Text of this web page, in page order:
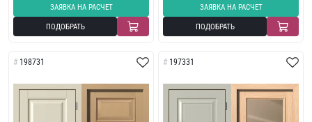
ЗАЯВКА НА РАСЧЕТ
ПОДОБРАТЬ
ЗАЯВКА НА РАСЧЕТ
ПОДОБРАТЬ
198731 197331